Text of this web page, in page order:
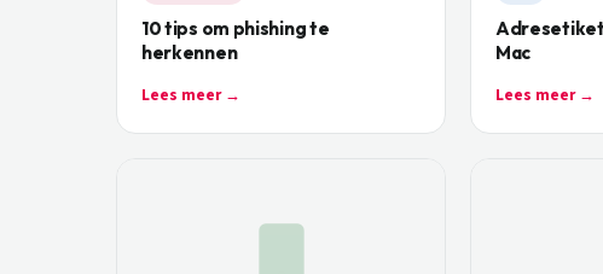
10 tips om phishing te
herkennen
Lees meer →
Mac
Lees meer →